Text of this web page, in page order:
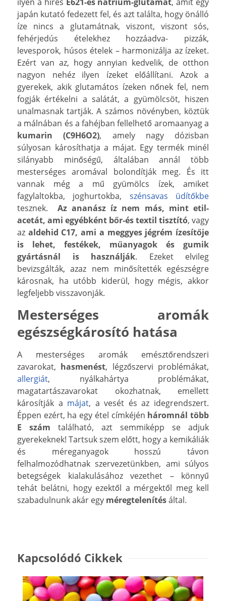
japán kutató fedezett fel, és azt találta, hogy önálló
íze nincs a glutamátnak, viszont, viszont sós,
fehérjedús ételekhez hozzáadva- pizzák,
levesporok, húsos ételek – harmonizálja az ízeket.
Ezért van az, hogy annyian kedvelik, de otthon
nagyon nehéz ilyen ízeket előállítani. Azok a
gyerekek, akik glutamátos ízeken nőnek fel, nem
fogják értékelni a salátát, a gyümölcsöt, hiszen
unalmasnak tartják. A számos növényben, köztük
a málnában és a fahéjban fellelhető aromaanyag a
kumarin (C9H6O2), amely nagy dózisban
súlyosan károsíthatja a májat. Egy termék minél
silányabb minőségű, általában annál több
mesterséges aromával bolondítják meg. És itt
vannak még a mű gyümölcs ízek, amiket
fagylaltokba, joghurtokba, szénsavas üdítőkbe
tesznek. Az ananász íz nem más, mint etil-
acetát, ami egyébként bőr-és textil tisztító, vagy
az aldehid C17, ami a meggyes jégrém ízesítője
is lehet, festékek, műanyagok és gumik
gyártásnál is használják. Ezeket elvileg
bevizsgálták, azaz nem minősítették egészségre
károsnak, ha utóbb kiderül, hogy mégis, akkor
legfeljebb visszavonják.
Mesterséges aromák
egészségkárosító hatása
A mesterséges aromák emésztőrendszeri
zavarokat, hasmenést, légzőszervi problémákat,
allergiát, nyálkahártya problémákat,
magatartászavarokat okozhatnak, emellett
károsítják a májat, a vesét és az idegrendszert.
Éppen ezért, ha egy étel címkéjén háromnál több
E szám található, azt semmiképp se adjuk
gyerekeknek! Tartsuk szem előtt, hogy a kemikáliák
és méreganyagok hosszú távon
felhalmozódhatnak szervezetünkben, ami súlyos
betegségek kialakulásához vezethet – könnyű
tehát belátni, hogy ezektől a mérgektől meg kell
szabadulnunk akár egy méregtelenítésáltal.
Kapcsolódó Cikkek